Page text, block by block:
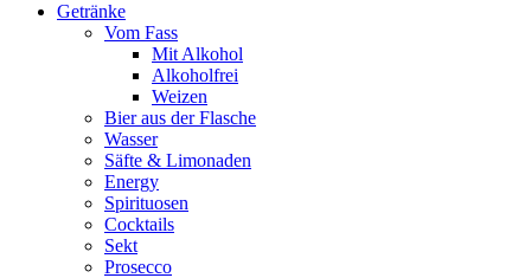
Getränke
Vom Fass
Mit Alkohol
Alkoholfrei
Weizen
Bier aus der Flasche
Wasser
Säfte & Limonaden
Energy
Spirituosen
Cocktails
Sekt
Prosecco